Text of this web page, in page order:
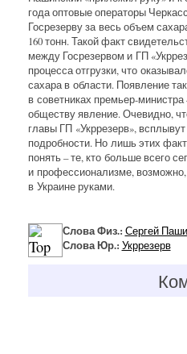
года оптовые операторы
Госрезерву за весь объем
160 тонн. Такой факт
между Госрезервом и ГП
процесса отгрузки, что
сахара в области. Появление
в советниках премьер-
обществу явление. Очевидно,
главы ГП «Укррезерв»,
подробности. Но лишь этих
понять – те, кто больше всего
и профессионализме,
в Украине руками.
Слова Физ.: Сергей
Слова Юр.: Укррезерв